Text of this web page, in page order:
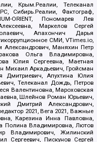
Крым.Реалии, Телеканал
Сибирь.Реалии, Фактограф,
ORIENT, Пономарев Лев
Маркелов Сергей
Апахончич Дарья
СМИ, VTimes.io,
Александрович, Маняхин Петр
Ольга Владимировна,
Юлия Сергеевна, Маетная
Михаил Аркадьевич, Гройсман
Дмитриевич, Апухтина Юлия
Телеканал Дождь, Петров
Валентиновна, Мароховская
Шлейнов Роман Юрьевич,
Дмитрий Александрович,
2021, Вега 2021, Важные
Карезина Инна Павловна,
Полина Владимировна, Лютов
Владимирович, Жилинский
Сергеевич, Пискунов Сергей